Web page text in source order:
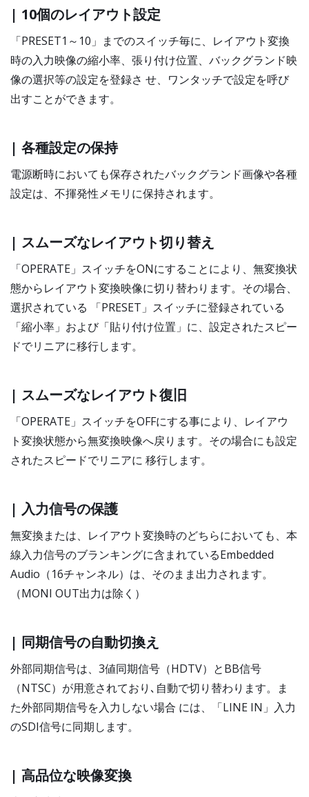
| 10個のレイアウト設定
「PRESET1～10」までのスイッチ毎に、レイアウト変換
時の入力映像の縮小率、張り付け位置、バックグランド映
像の選択等の設定を登録さ せ、ワンタッチで設定を呼び
出すことができます。
| 各種設定の保持
電源断時においても保存されたバックグランド画像や各種
設定は、不揮発性メモリに保持されます。
| スムーズなレイアウト切り替え
「OPERATE」スイッチをONにすることにより、無変換状
態からレイアウト変換映像に切り替わります。その場合、
選択されている 「PRESET」スイッチに登録されている
「縮小率」および「貼り付け位置」に、設定されたスピー
ドでリニアに移行します。
| スムーズなレイアウト復旧
「OPERATE」スイッチをOFFにする事により、レイアウ
ト変換状態から無変換映像へ戻ります。その場合にも設定
されたスピードでリニアに 移行します。
| 入力信号の保護
無変換または、レイアウト変換時のどちらにおいても、本
線入力信号のブランキングに含まれているEmbedded
Audio（16チャンネル）は、そのまま出力されます。
（MONI OUT出力は除く）
| 同期信号の自動切換え
外部同期信号は、3値同期信号（HDTV）とBB信号
（NTSC）が用意されており､自動で切り替わります。ま
た外部同期信号を入力しない場合 には、「LINE IN」入力
のSDI信号に同期します。
| 高品位な映像変換